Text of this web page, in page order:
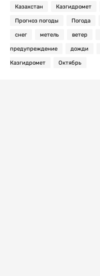
Казахстан Казгидромет
Прогноз погоды Погода
снег метель ветер
предупреждение дожди
Казгидромет Октябрь